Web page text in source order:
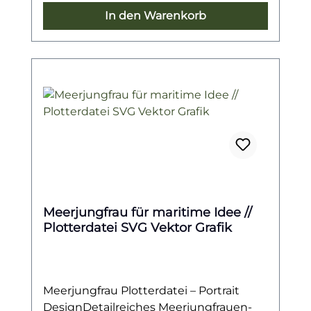
dekorative Elemente rund ums Thema
Meer.Ob auf Kleidung, Taschen, Kissen,
die vielseitig einsetzbare Datei macht
Hingucker und begeistert kleine wie
große Meeresfreunde.
In den Warenkorb
Meerjungfrau für maritime Idee //
Plotterdatei SVG Vektor Grafik
Meerjungfrau Plotterdatei – Portrait
DesignDetailreiches Meerjungfrauen-